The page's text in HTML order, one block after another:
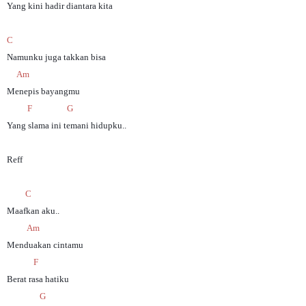
Yang kini hadir diantara kita
C
Namunku juga takkan bisa
Am
Menepis bayangmu
F G
Yang slama ini temani hidupku..
Reff
C
Maafkan aku..
Am
Menduakan cintamu
F
Berat rasa hatiku
G